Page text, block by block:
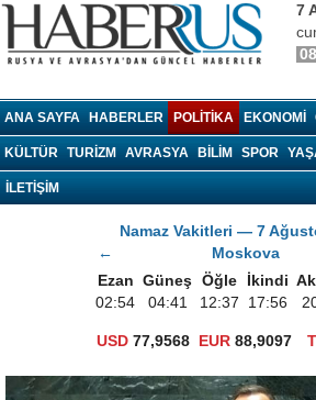
7
ANA SAYFA HABERLER POLITIKA EKONOMI
KÜLTÜR TURIZM AVRASYA BILIM SPOR
İLETİŞİM
Namaz Vakitleri — 7
←
Moskova
Ezan Güneş Öğle İkindi
02:54
04:41 12:37 17:56
USD 77,9568 EUR 88,9097